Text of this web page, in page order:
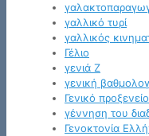
γαλλικό τυρί
γαλλικός
Γέλιο
γενιά Z
γενική
Γενικό
γέννηση του
Γενοκτονία